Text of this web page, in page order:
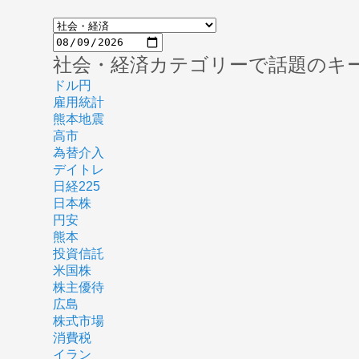
社会・経済カテゴリーで話題のキ
ドル円
雇用統計
熊本地震
高市
為替介入
デイトレ
日経225
日本株
円安
熊本
投資信託
米国株
株主優待
広島
株式市場
消費税
イラン